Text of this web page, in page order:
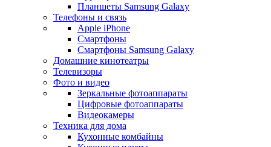
Планшеты Samsung Galaxy
Телефоны и связь
Apple iPhone
Смартфоны
Смартфоны Samsung Galaxy
Домашние кинотеатры
Телевизоры
Фото и видео
Зеркальные фотоаппараты
Цифровые фотоаппараты
Видеокамеры
Техника для дома
Кухонные комбайны